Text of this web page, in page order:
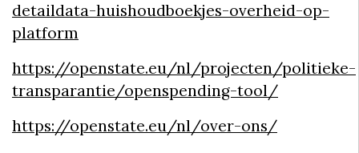
detaildata-huishoudboekjes-overheid-op-
platform
https://openstate.eu/nl/projecten/politieke-
transparantie/openspending-tool/
https://openstate.eu/nl/over-ons/